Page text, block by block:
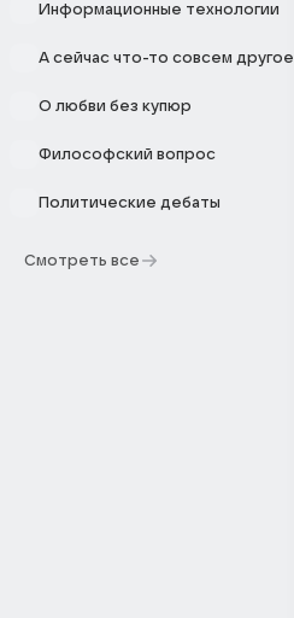
Информационные технологии
А сейчас что-то совсем другое
О любви без купюр
Философский вопрос
Политические дебаты
Смотреть все